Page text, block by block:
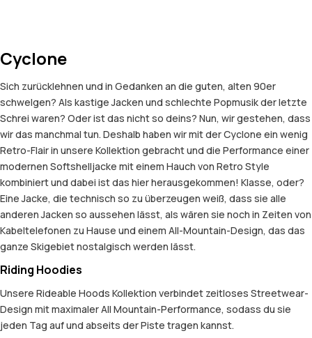
Cyclone
Sich zurücklehnen und in Gedanken an die guten, alten 90er
schwelgen? Als kastige Jacken und schlechte Popmusik der letzte
Schrei waren? Oder ist das nicht so deins? Nun, wir gestehen, dass
wir das manchmal tun. Deshalb haben wir mit der Cyclone ein wenig
Retro-Flair in unsere Kollektion gebracht und die Performance einer
modernen Softshelljacke mit einem Hauch von Retro Style
kombiniert und dabei ist das hier herausgekommen! Klasse, oder?
Eine Jacke, die technisch so zu überzeugen weiß, dass sie alle
anderen Jacken so aussehen lässt, als wären sie noch in Zeiten von
Kabeltelefonen zu Hause und einem All-Mountain-Design, das das
ganze Skigebiet nostalgisch werden lässt.
Riding Hoodies
Unsere Rideable Hoods Kollektion verbindet zeitloses Streetwear-
Design mit maximaler All Mountain-Performance, sodass du sie
jeden Tag auf und abseits der Piste tragen kannst.